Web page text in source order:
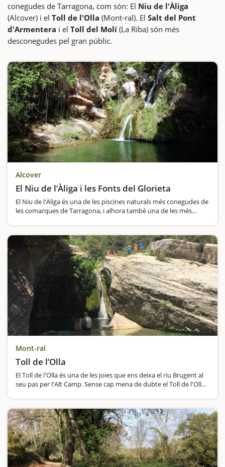
conegudes de Tarragona, com són: El Niu de l'Àliga
(Alcover) i el Toll de l'Olla (Mont-ral). El Salt del Pont
d'Armentera i el Toll del Molí (La Riba) són més
desconegudes pel gran públic.
Alcover
El Niu de l’Àliga i les Fonts del Glorieta
El Niu de l'Àliga és una de les piscines naturals més conegudes de
les comarques de Tarragona, i alhora també una de les més
Mont-ral
Toll de l’Olla
El Toll de l'Olla és una de les joies que ens deixa el riu Brugent al
seu pas per l'Alt Camp. Sense cap mena de dubte el Toll de l'Olla